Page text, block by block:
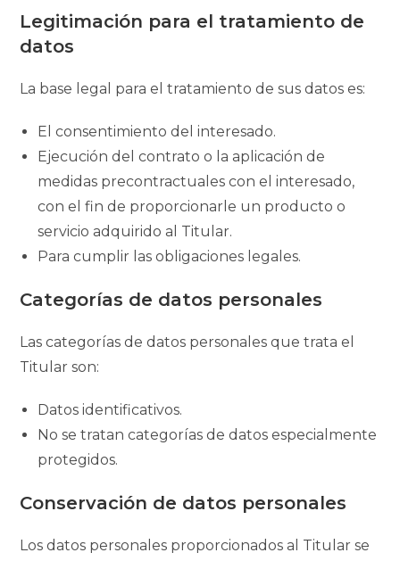
Legitimación para el tratamiento de
datos
La base legal para el tratamiento de sus datos es:
El consentimiento del interesado.
Ejecución del contrato o la aplicación de
medidas precontractuales con el interesado,
con el fin de proporcionarle un producto o
servicio adquirido al Titular.
Para cumplir las obligaciones legales.
Categorías de datos personales
Las categorías de datos personales que trata el
Titular son:
Datos identificativos.
No se tratan categorías de datos especialmente
protegidos.
Conservación de datos personales
Los datos personales proporcionados al Titular se